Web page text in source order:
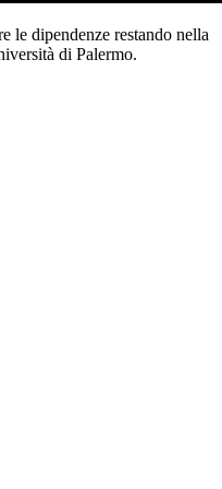
le dipendenze restando nella
di Palermo.